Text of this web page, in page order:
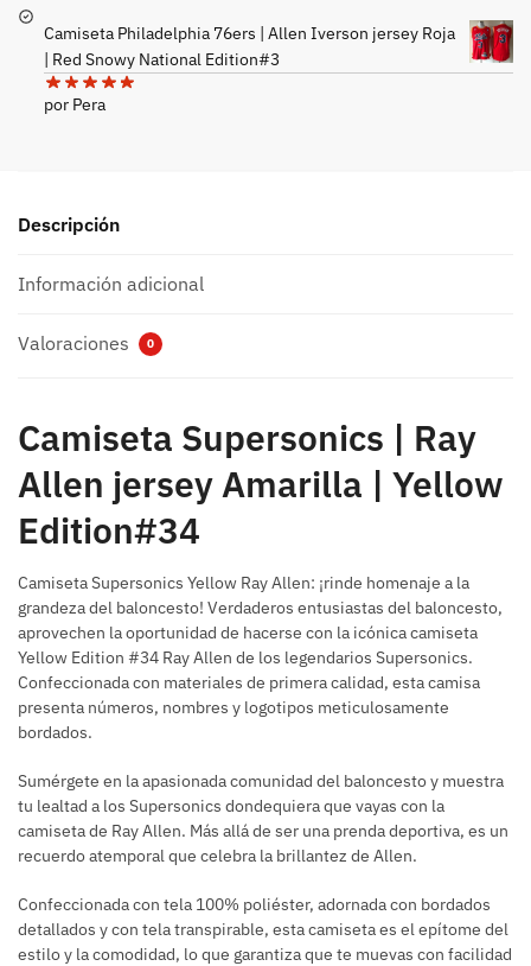
Camiseta Philadelphia 76ers | Allen Iverson jersey Roja
| Red Snowy National Edition#3
por Pera
Descripción
Información adicional
Valoraciones 0
Camiseta Supersonics | Ray
Allen jersey Amarilla | Yellow
Edition#34
Camiseta Supersonics Yellow Ray Allen: ¡rinde homenaje a la
grandeza del baloncesto! Verdaderos entusiastas del baloncesto,
aprovechen la oportunidad de hacerse con la icónica camiseta
Yellow Edition #34 Ray Allen de los legendarios Supersonics.
Confeccionada con materiales de primera calidad, esta camisa
presenta números, nombres y logotipos meticulosamente
bordados.
Sumérgete en la apasionada comunidad del baloncesto y muestra
tu lealtad a los Supersonics dondequiera que vayas con la
camiseta de Ray Allen. Más allá de ser una prenda deportiva, es un
recuerdo atemporal que celebra la brillantez de Allen.
Confeccionada con tela 100% poliéster, adornada con bordados
detallados y con tela transpirable, esta camiseta es el epítome del
estilo y la comodidad, lo que garantiza que te muevas con facilidad